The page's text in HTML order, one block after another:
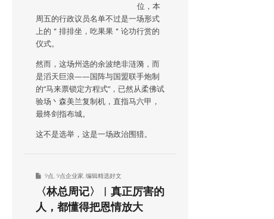
位，本
周五的行政议员名单不过是一场形式
上的＂排排坐，吃果果＂论功行赏的
仪式。
然而，这场州选的余波绝非涟漪，而
是滔天巨浪——国阵与国盟联手炮制
的“马来票锁定方程式”，已然从柔佛试
验场丶森美兰复制机，直指马六甲，
最终剑指布城。
这不是选举，这是一场政治围猎。
9点 9点企业家 编辑精选好文
〈林总周记〉︱真正厉害的
人，都懂得把恩情放大